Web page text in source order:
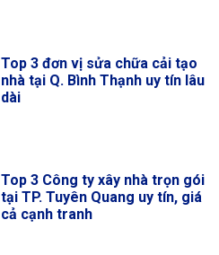
Top 3 đơn vị sửa chữa cải tạo
nhà tại Q. Bình Thạnh uy tín lâu
dài
Top 3 Công ty xây nhà trọn gói
tại TP. Tuyên Quang uy tín, giá
cả cạnh tranh